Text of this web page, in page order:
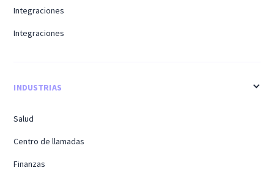
Integraciones
Integraciones
INDUSTRIAS
Salud
Centro de llamadas
Finanzas